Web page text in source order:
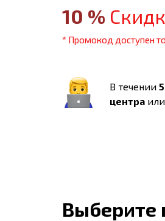
10 %
* Промокод доступен
В течении
центра или
Выберите